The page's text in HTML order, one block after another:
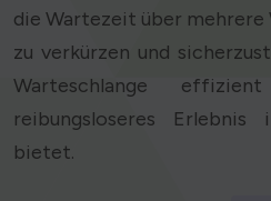
die Wartezeit über mehrere
zu verkürzen und
Warteschlange
reibungsloseres
bietet.